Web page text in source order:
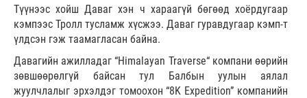
Түүнээс хойш Даваг хэн ч хараагүй бөгөөд хоёрдугаар
кэмпээс Тролл тусламж хүсжээ. Даваг гуравдугаар кэмп-т
үлдсэн гэж таамагласан байна.
Давагийн ажилладаг “Himalayan Traverse“ компани өөрийн
зөвшөөрөлгүй байсан тул Балбын уулын аялал
жуулчлалыг эрхэлдэг томоохон “8K Expedition” компанийн